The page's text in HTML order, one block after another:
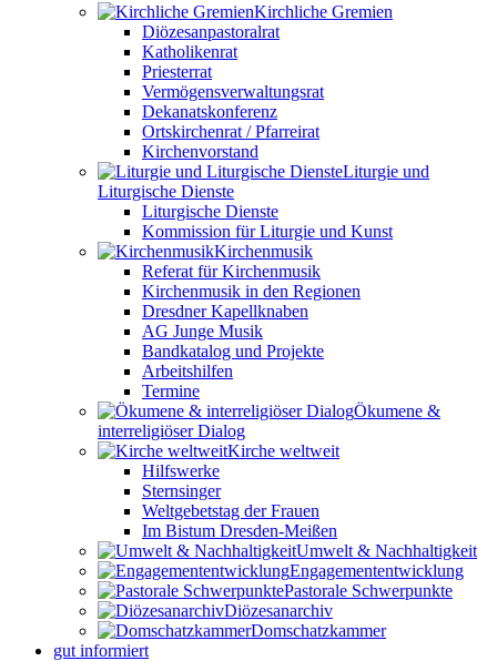
Kirchliche Gremien
Diözesanpastoralrat
Katholikenrat
Priesterrat
Vermögensverwaltungsrat
Dekanatskonferenz
Ortskirchenrat / Pfarreirat
Kirchenvorstand
Liturgie und
Liturgische Dienste
Liturgische Dienste
Kommission für Liturgie und Kunst
Kirchenmusik
Referat für Kirchenmusik
Kirchenmusik in den Regionen
Dresdner Kapellknaben
AG Junge Musik
Bandkatalog und Projekte
Arbeitshilfen
Termine
Ökumene &
interreligiöser Dialog
Kirche weltweit
Hilfswerke
Sternsinger
Weltgebetstag der Frauen
Im Bistum Dresden-Meißen
Umwelt & Nachhaltigkeit
Engagemententwicklung
Pastorale Schwerpunkte
Diözesanarchiv
Domschatzkammer
gut informiert